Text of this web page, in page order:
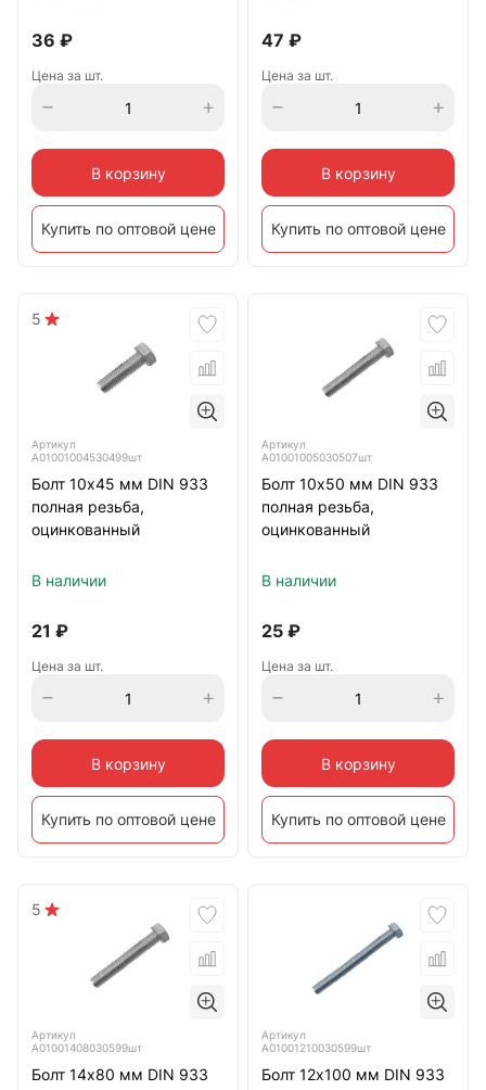
36 ₽
Цена за шт.
В корзину
Купить по оптовой цене
47 ₽
Цена за шт.
В корзину
Купить по оптовой цене
5
Артикул
А01001004530499шт
Болт 10х45 мм DIN 933
полная резьба,
оцинкованный
В наличии
21 ₽
Цена за шт.
В корзину
Купить по оптовой цене
Артикул
А01001005030507шт
Болт 10х50 мм DIN 933
полная резьба,
оцинкованный
В наличии
25 ₽
Цена за шт.
В корзину
Купить по оптовой цене
5
Артикул
А01001408030599шт
Болт 14х80 мм DIN 933
Артикул
А01001210030599шт
Болт 12х100 мм DIN 933